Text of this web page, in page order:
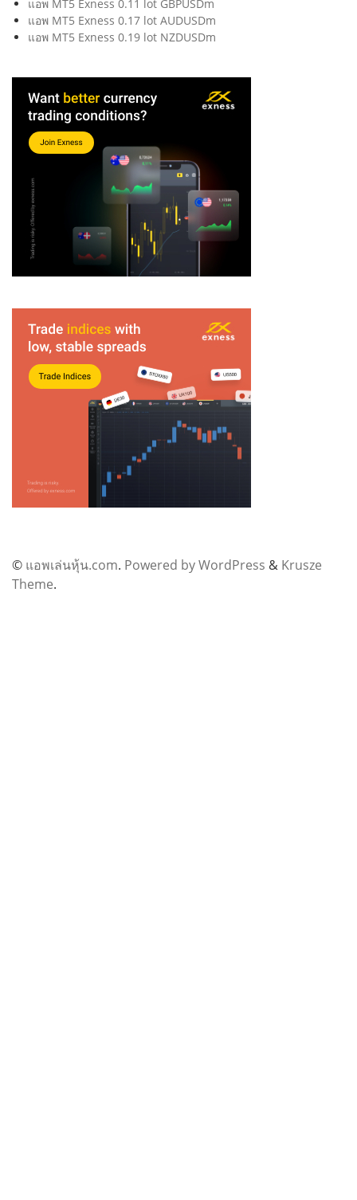
แอพ MT5 Exness 0.11 lot GBPUSDm
แอพ MT5 Exness 0.17 lot AUDUSDm
แอพ MT5 Exness 0.19 lot NZDUSDm
© แอพเล่นหุ้น.com. Powered by WordPress & Krusze
Theme.